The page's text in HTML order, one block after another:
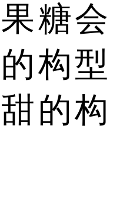
糖会
构型
的构